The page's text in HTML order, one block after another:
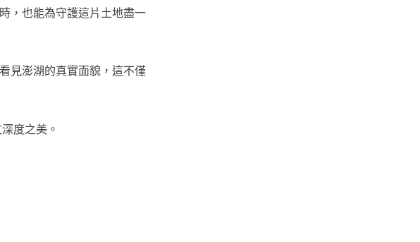
，也能為守護這片土地盡一
見澎湖的真實面貌，這不僅
度之美。